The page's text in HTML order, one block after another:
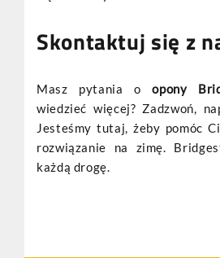
Skontaktuj się z
Masz pytania oopony
wiedzieć więcej? Zadzwoń,
Jesteśmy tutaj, żeby pomóc
rozwiązanie na zimę.
każdą drogę.